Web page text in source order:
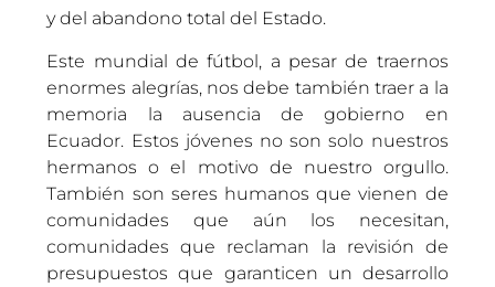
y del abandono total del Estado.
Este mundial de fútbol, a pesar de traernos
enormes alegrías, nos debe también traer a la
memoria la ausencia de gobierno en
Ecuador. Estos jóvenes no son solo nuestros
hermanos o el motivo de nuestro orgullo.
También son seres humanos que vienen de
comunidades que aún los necesitan,
comunidades que reclaman la revisión de
presupuestos que garanticen un desarrollo